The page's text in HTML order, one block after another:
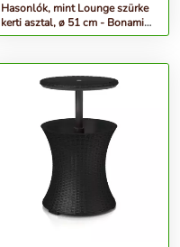
Hasonlók, mint Lounge szürke
kerti asztal, ø 51 cm - Bonami
Essentials